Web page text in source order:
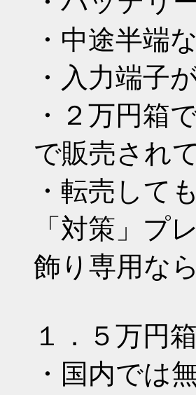
・中途半端
・入力端子
・２万円箱
で販売され
・転売して
「対策」プ
飾り専用な
１．５万円
・国内では